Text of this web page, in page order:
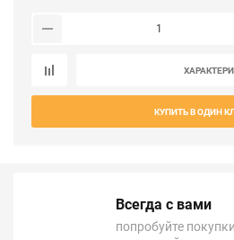
КУПИТЬ В ОДИН
Всегда с вами
попробуйте